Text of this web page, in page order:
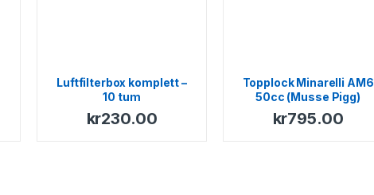
Luftfilterbox komplett –
10 tum
kr230.00
Topplock Minarelli AM6
50cc (Musse Pigg)
kr795.00